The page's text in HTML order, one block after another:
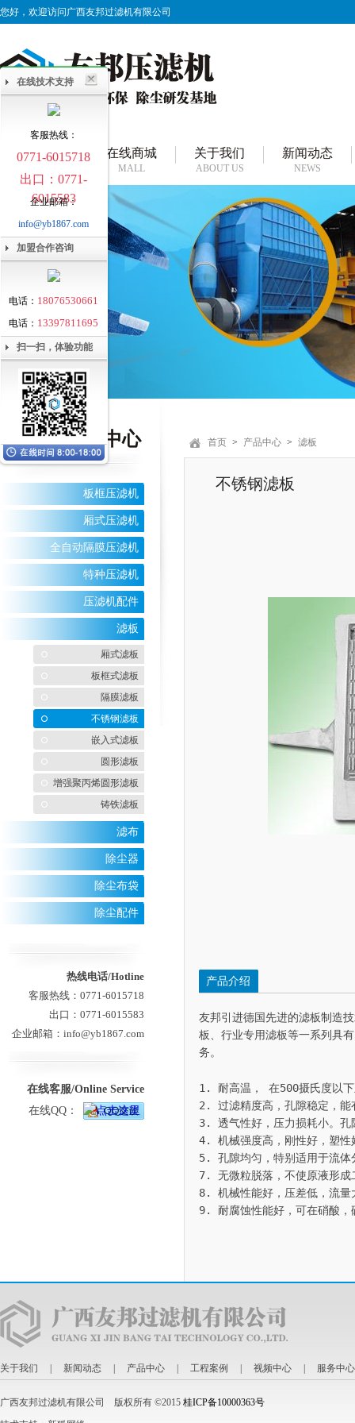
您好，欢迎访问广西友邦过滤机有限公司
网站首页 在线商城
MALL
关于我们
ABOUT US
新闻动态
NEWS
产品中心
板框压滤机
厢式压滤机
全自动隔膜压滤机
特种压滤机
压滤机配件
滤板
厢式滤板
板框式滤板
隔膜滤板
不锈钢滤板
嵌入式滤板
圆形滤板
增强聚丙烯圆形滤板
铸铁滤板
滤布
除尘器
除尘布袋
除尘配件
热线电话/Hotline
客服热线：0771-6015718
出口：0771-6015583
企业邮箱：info@yb1867.com
在线客服/Online Service
在线QQ：
首页 > 产品中心 > 滤板
不锈钢滤板
产品介绍
友邦引进德国先进的滤板制造
板、行业专用滤板等一系列具
务。
1. 耐高温， 在500摄氏度以
2. 过滤精度高，孔隙稳定，
3. 透气性好，压力损耗小。
4. 机械强度高，刚性好，塑性
5. 孔隙均匀，特别适用于流
7. 无微粒脱落，不使原液形
8. 机械性能好，压差低，流
9. 耐腐蚀性能好，可在硝酸，
关于我们 新闻动态 产品中心 工程案例 视频中心 服务中心
广西友邦过滤机有限公司 版权所有 ©2015 桂ICP备10000363号
在线技术支持
客服热线：
0771-6015718
出口：0771-
6015583
企业邮箱：
info@yb1867.com
加盟合作咨询
电话： 18076530661
电话： 13397811695
扫一扫，体验功能